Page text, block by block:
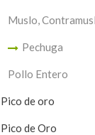
Muslo,
Pechuga
Pollo Entero
Pico de oro
Pico de Oro